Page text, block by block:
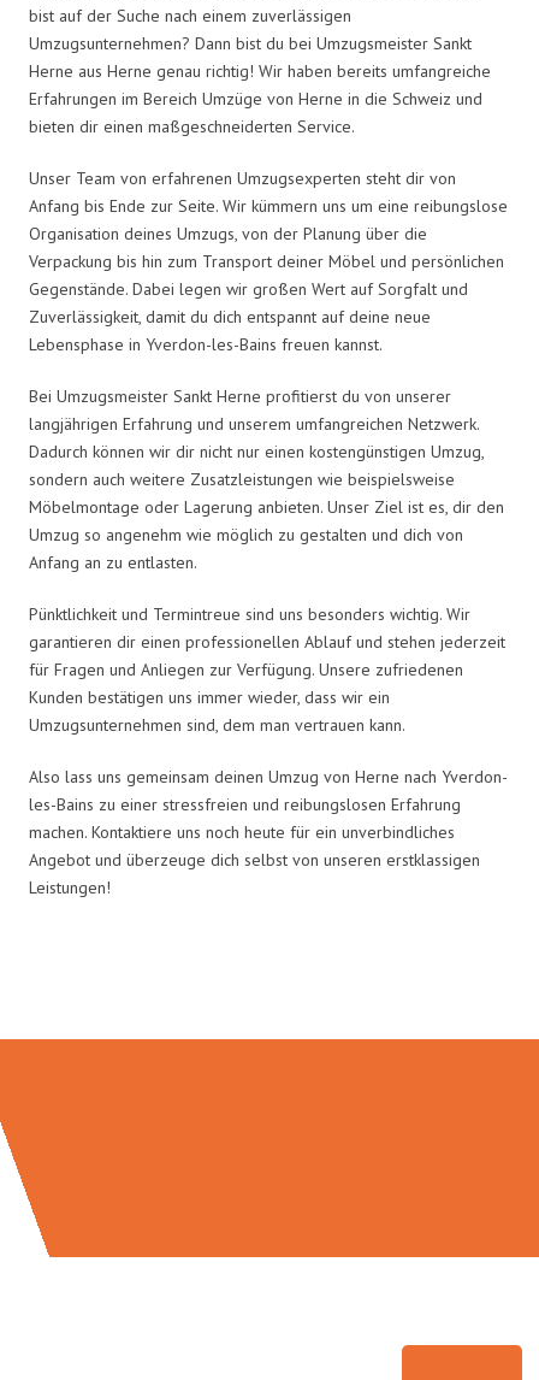
bist auf der Suche nach einem zuverlässigen
Umzugsunternehmen? Dann bist du bei Umzugsmeister Sankt
Herne aus Herne genau richtig! Wir haben bereits umfangreiche
Erfahrungen im Bereich Umzüge von Herne in die Schweiz und
bieten dir einen maßgeschneiderten Service.
Unser Team von erfahrenen Umzugsexperten steht dir von
Anfang bis Ende zur Seite. Wir kümmern uns um eine reibungslose
Organisation deines Umzugs, von der Planung über die
Verpackung bis hin zum Transport deiner Möbel und persönlichen
Gegenstände. Dabei legen wir großen Wert auf Sorgfalt und
Zuverlässigkeit, damit du dich entspannt auf deine neue
Lebensphase in Yverdon-les-Bains freuen kannst.
Bei Umzugsmeister Sankt Herne profitierst du von unserer
langjährigen Erfahrung und unserem umfangreichen Netzwerk.
Dadurch können wir dir nicht nur einen kostengünstigen Umzug,
sondern auch weitere Zusatzleistungen wie beispielsweise
Möbelmontage oder Lagerung anbieten. Unser Ziel ist es, dir den
Umzug so angenehm wie möglich zu gestalten und dich von
Anfang an zu entlasten.
Pünktlichkeit und Termintreue sind uns besonders wichtig. Wir
garantieren dir einen professionellen Ablauf und stehen jederzeit
für Fragen und Anliegen zur Verfügung. Unsere zufriedenen
Kunden bestätigen uns immer wieder, dass wir ein
Umzugsunternehmen sind, dem man vertrauen kann.
Also lass uns gemeinsam deinen Umzug von Herne nach Yverdon-
les-Bains zu einer stressfreien und reibungslosen Erfahrung
machen. Kontaktiere uns noch heute für ein unverbindliches
Angebot und überzeuge dich selbst von unseren erstklassigen
Leistungen!